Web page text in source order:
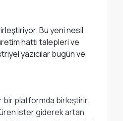
Bu yeni nesil
hattı talepleri ve
yazıcılar bugün ve
bir platformda birleştirir.
ister giderek artan